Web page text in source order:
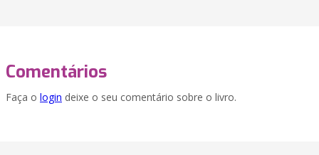
Comentários
Faça o login deixe o seu comentário sobre o livro.